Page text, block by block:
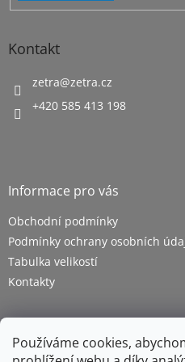
Používáme cookies,
Kontakt
zetra@zetra.cz
+420 585 413 198
Informace pro vás
Obchodní podmínky
Podmínky ochrany osobních
Tabulka velikostí
Kontakty